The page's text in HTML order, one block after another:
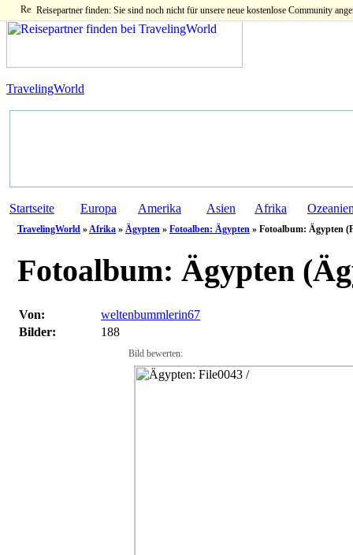
Reisepartner finden: Sie sind noch nicht für unsere neue kostenlose Community
TravelingWorld
Startseite Europa Amerika Asien Afrika
TravelingWorld »Afrika » Ägypten » Fotoalben: Ägypten » Fotoalbum: Ägypten
Fotoalbum: Ägypten
Von:
weltenbummlerin67
Bilder:
188
Bild bewerten: